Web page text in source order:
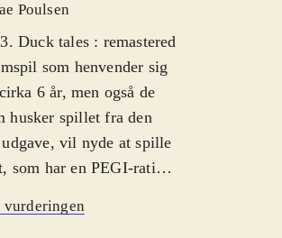
Poulsen
Duck tales : remastered
som henvender sig
6 år, men også de
husker spillet fra den
vil nyde at spille
som har en PEGI-rating
den humoristiske
vurderingen